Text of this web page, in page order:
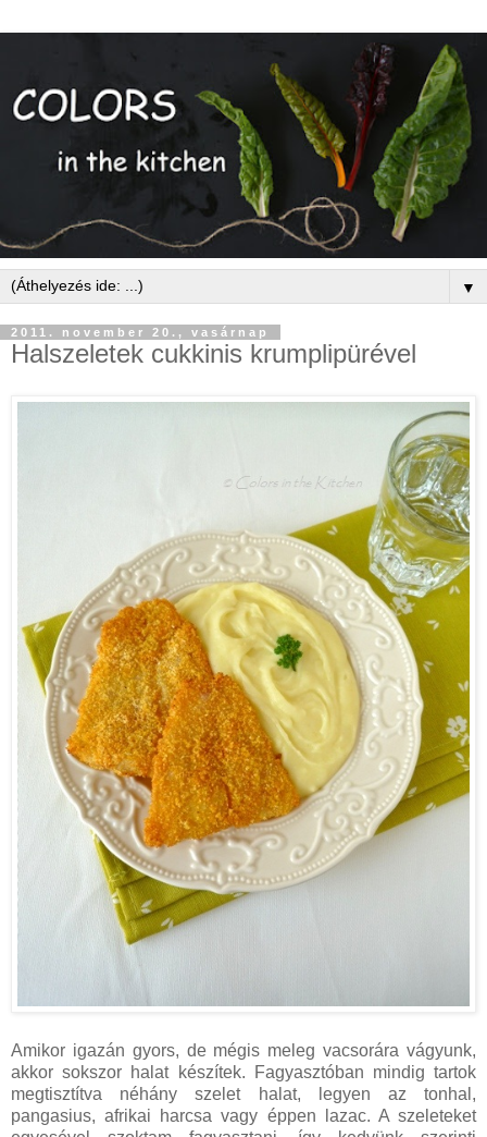
▼
2011. november 20., vasárnap
Halszeletek cukkinis krumplipürével
Amikor igazán gyors, de mégis meleg vacsorára vágyunk,
akkor sokszor halat készítek. Fagyasztóban mindig tartok
megtisztítva néhány szelet halat, legyen az tonhal,
pangasius, afrikai harcsa vagy éppen lazac. A szeleteket